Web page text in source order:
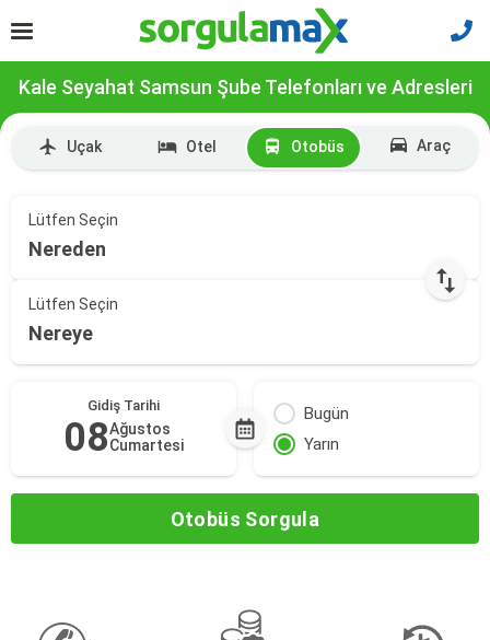
Kale Seyahat Samsun Şube Telefonları ve Adresleri
Uçak Otel Otobüs Araç
Lütfen Seçin
Nereden
Lütfen Seçin
Nereye
Gidiş Tarihi
08Ağustos
Cumartesi
Bugün
Yarın
Otobüs Sorgula